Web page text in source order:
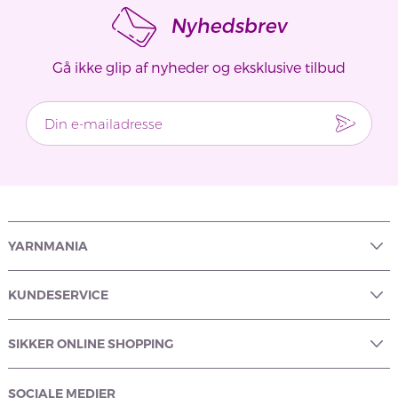
Nyhedsbrev
Gå ikke glip af nyheder og eksklusive tilbud
YARNMANIA
KUNDESERVICE
SIKKER ONLINE SHOPPING
SOCIALE MEDIER